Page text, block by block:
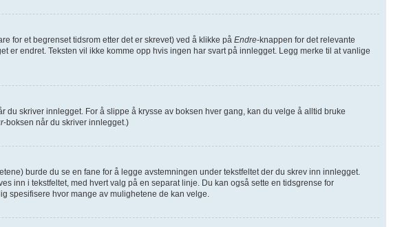
for et begrenset tidsrom etter det er skrevet) ved å klikke på Endre-knappen for det relevante
endret. Teksten vil ikke komme opp hvis ingen har svart på innlegget. Legg merke til at vanlige
du skriver innlegget. For å slippe å krysse av boksen hver gang, kan du velge å alltid bruke
-boksen når du skriver innlegget.)
burde du se en fane for å legge avstemningen under tekstfeltet der du skrev inn innlegget.
inn i tekstfeltet, med hvert valg på en separat linje. Du kan også sette en tidsgrense for
spesifisere hvor mange av mulighetene de kan velge.